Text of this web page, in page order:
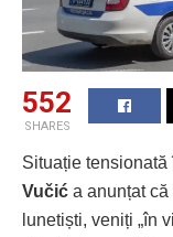
552
SHARES
Situație
Vučić a anunțat că
lunetiști, veniți „în